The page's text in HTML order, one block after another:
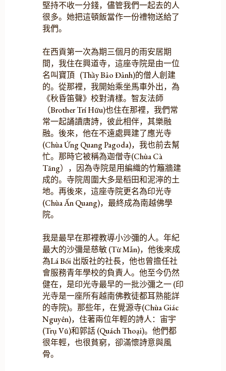
堅持不收一分錢，儘管我們一起去的人
很多。她把這頓飯當作一份禮物送給了
我們。
在西貢第一次為期三個月的雨安居期
間，我住在興道寺，這座寺院是由一位
名叫寶頂 (Thầy Bảo Đảnh)的僧人創建
的。從那裡，我開始乘坐馬車外出，為
《秋昏笛聲》校對清樣。智友法師
（Brother Trí Hữu)也住在那裡，我們常
常一起誦讀唐詩，彼此相伴，其樂融
融。後來，他在不遠處興建了應光寺
(Chùa Ứng Quang Pagoda)，我也前去幫
忙。那時它被稱為迦僧寺(Chùa Cà
Tăng），因為寺院是用編織的竹籬牆建
成的。寺院周圍大多是稻田和泥濘的土
地。再後來，這座寺院更名為印光寺
(Chùa Ấn Quang)，最終成為南越佛學
院。
我是最早在那裡教導小沙彌的人。年紀
最大的沙彌是慈敏 (Từ Mẫn)，他後來成
為Lá Bối 出版社的社長，他也曾擔任社
會服務青年學校的負責人。他至今仍然
健在，是印光寺最早的一批沙彌之一 (印
光寺是一座所有越南佛教徒都耳熟能詳
的寺院)。那些年，在覺源寺(Chùa Giác
Nguyên)，住著兩位年輕的詩人：宙宇
(Trụ Vũ)和郭話 (Quách Thoại)。他們都
很年輕，也很貧窮，卻滿懷詩意與風
骨。